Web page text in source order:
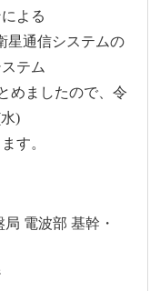
よる
通信システムの
テム
ましたので、令
)
す。
電波部 基幹・